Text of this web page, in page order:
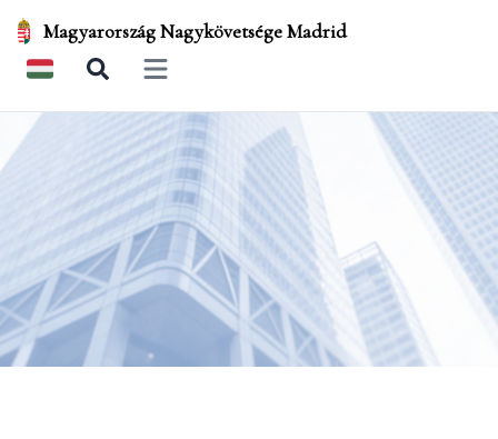
Magyarország Nagykövetsége Madrid
Open main menu